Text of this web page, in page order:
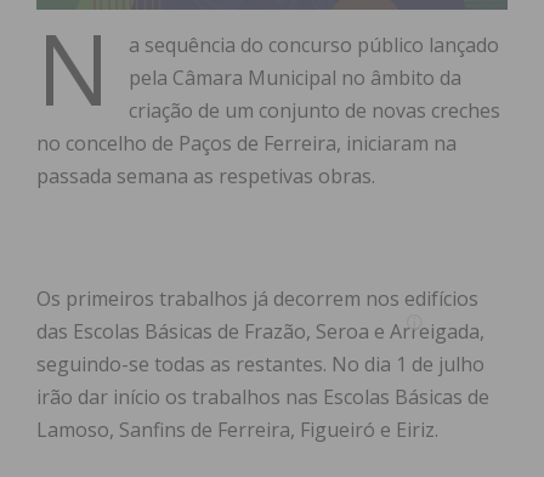
N
a sequência do concurso público lançado
pela Câmara Municipal no âmbito da
criação de um conjunto de novas creches
no concelho de Paços de Ferreira, iniciaram na
passada semana as respetivas obras.
Os primeiros trabalhos já decorrem nos edifícios
das Escolas Básicas de Frazão, Seroa e Arreigada,
seguindo-se todas as restantes. No dia 1 de julho
irão dar início os trabalhos nas Escolas Básicas de
Lamoso, Sanfins de Ferreira, Figueiró e Eiriz.